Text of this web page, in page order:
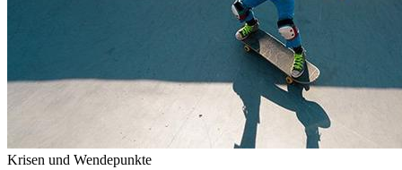
Krisen und Wendepunkte